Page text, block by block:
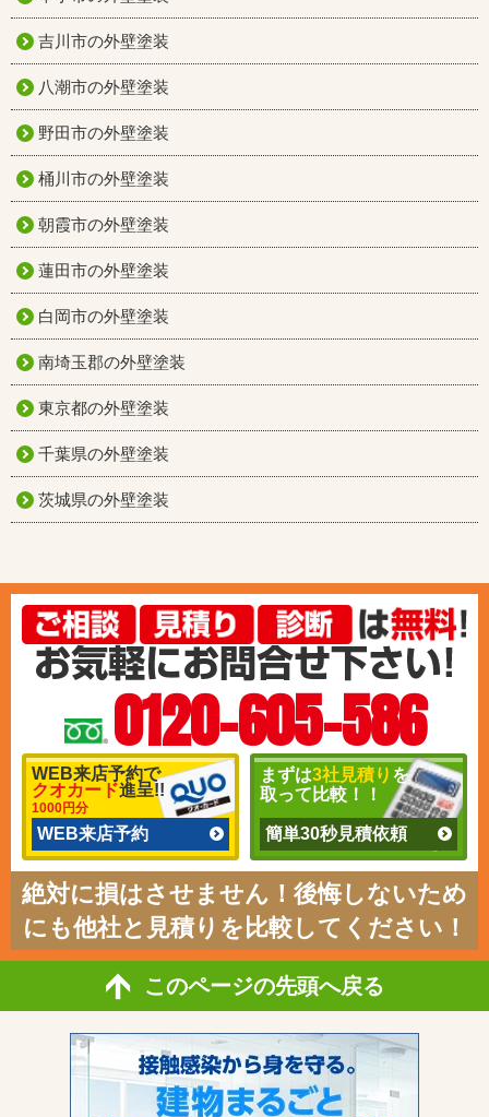
吉川市の外壁塗装
八潮市の外壁塗装
野田市の外壁塗装
桶川市の外壁塗装
朝霞市の外壁塗装
蓮田市の外壁塗装
白岡市の外壁塗装
南埼玉郡の外壁塗装
東京都の外壁塗装
千葉県の外壁塗装
茨城県の外壁塗装
0120-605-586
WEB来店予約で
クオカード進呈!!
1000円分
WEB来店予約
まずは3社見積り を
取って比較！！
簡単30秒見積依頼
絶対に損はさせません！後悔しないため
にも他社と見積りを比較してください！
このページの先頭へ戻る